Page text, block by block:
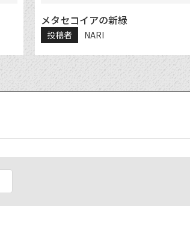
メタセコイアの新緑
投稿者 NARI